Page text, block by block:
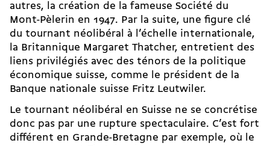
autres, la création de la fameuse Société du
Mont-Pèlerin en 1947. Par la suite, une figure clé
du tournant néolibéral à l’échelle internationale,
la Britannique Margaret Thatcher, entretient des
liens privilégiés avec des ténors de la politique
économique suisse, comme le président de la
Banque nationale suisse Fritz Leutwiler.
Le tournant néolibéral en Suisse ne se concrétise
donc pas par une rupture spectaculaire. C’est fort
différent en Grande-Bretagne par exemple, où le